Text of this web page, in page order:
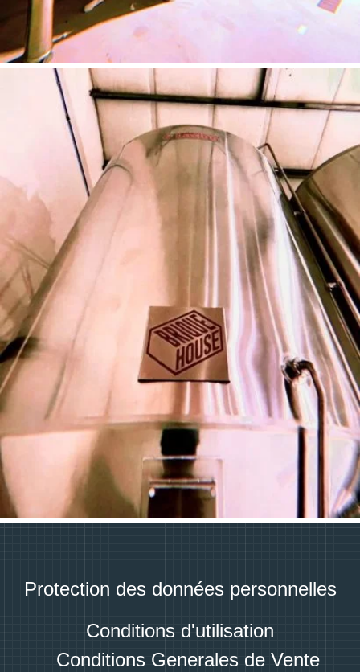
Protection des données personnelles
Conditions d'utilisation
Conditions Generales de Vente